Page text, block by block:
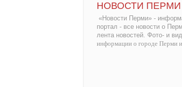
НОВОСТИ ПЕРМИ
«Новости Перми» -
портал - все новости о
лента новостей. Фото- и
информации о городе Перми